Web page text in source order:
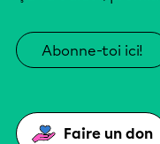
Abonne-toi ici!
Faire un don